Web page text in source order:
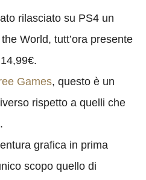
rilasciato su PS4 un
World, tutt’ora presente
Games, questo è un
rispetto a quelli che
grafica in prima
scopo quello di